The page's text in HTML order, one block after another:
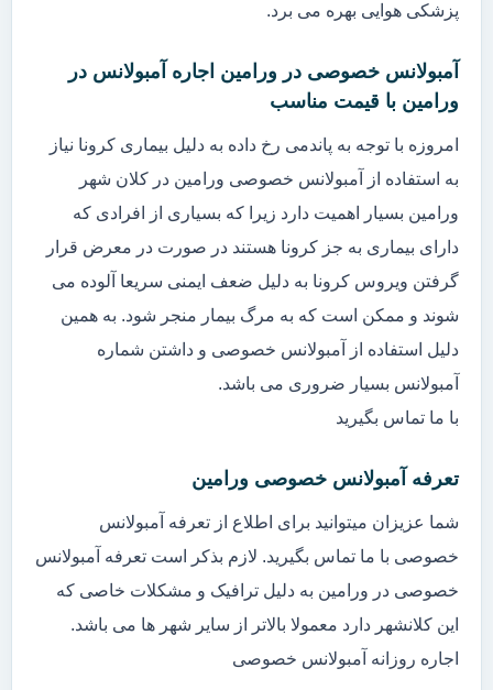
پزشکی هوایی بهره می برد.
آمبولانس خصوصی در ورامین اجاره آمبولانس در
ورامین با قیمت مناسب
امروزه با توجه به پاندمی رخ داده به دلیل بیماری کرونا نیاز
به استفاده از آمبولانس خصوصی ورامین در کلان شهر
ورامین بسیار اهمیت دارد زیرا که بسیاری از افرادی که
دارای بیماری به جز کرونا هستند در صورت در معرض قرار
گرفتن ویروس کرونا به دلیل ضعف ایمنی سریعا آلوده می
شوند و ممکن است که به مرگ بیمار منجر شود. به همین
دلیل استفاده از آمبولانس خصوصی و داشتن شماره
آمبولانس بسیار ضروری می باشد.
با ما تماس بگیرید
تعرفه آمبولانس خصوصی ورامین
شما عزیزان میتوانید برای اطلاع از تعرفه آمبولانس
خصوصی با ما تماس بگیرید. لازم بذکر است تعرفه آمبولانس
خصوصی در ورامین به دلیل ترافیک و مشکلات خاصی که
این کلانشهر دارد معمولا بالاتر از سایر شهر ها می باشد.
اجاره روزانه آمبولانس خصوصی